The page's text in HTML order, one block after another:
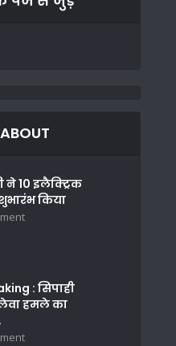
ने 10 इलैक्ट्रिक
किया
: सिपाही
हमले का